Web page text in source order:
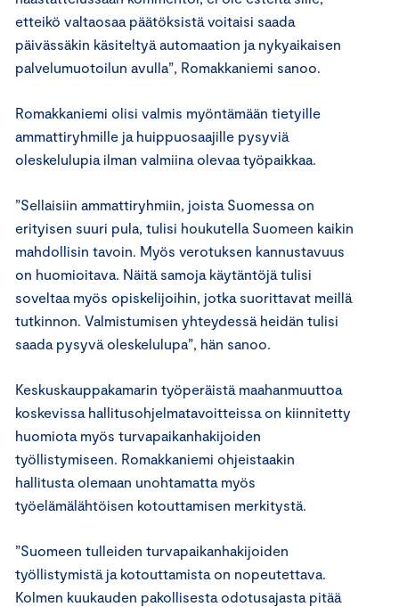
etteikö valtaosaa päätöksistä voitaisi saada
päivässäkin käsiteltyä automaation ja nykyaikaisen
palvelumuotoilun avulla”, Romakkaniemi sanoo.
Romakkaniemi olisi valmis myöntämään tietyille
ammattiryhmille ja huippuosaajille pysyviä
oleskelulupia ilman valmiina olevaa työpaikkaa.
”Sellaisiin ammattiryhmiin, joista Suomessa on
erityisen suuri pula, tulisi houkutella Suomeen kaikin
mahdollisin tavoin. Myös verotuksen kannustavuus
on huomioitava. Näitä samoja käytäntöjä tulisi
soveltaa myös opiskelijoihin, jotka suorittavat meillä
tutkinnon. Valmistumisen yhteydessä heidän tulisi
saada pysyvä oleskelulupa”, hän sanoo.
Keskuskauppakamarin työperäistä maahanmuuttoa
koskevissa hallitusohjelmatavoitteissa on kiinnitetty
huomiota myös turvapaikanhakijoiden
työllistymiseen. Romakkaniemi ohjeistaakin
hallitusta olemaan unohtamatta myös
työelämälähtöisen kotouttamisen merkitystä.
”Suomeen tulleiden turvapaikanhakijoiden
työllistymistä ja kotouttamista on nopeutettava.
Kolmen kuukauden pakollisesta odotusajasta pitää